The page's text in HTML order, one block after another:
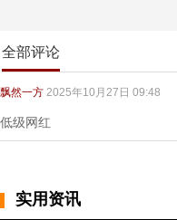
全部评论
飘然一方 2025年10月27日 09:48
低级网红
实用资讯